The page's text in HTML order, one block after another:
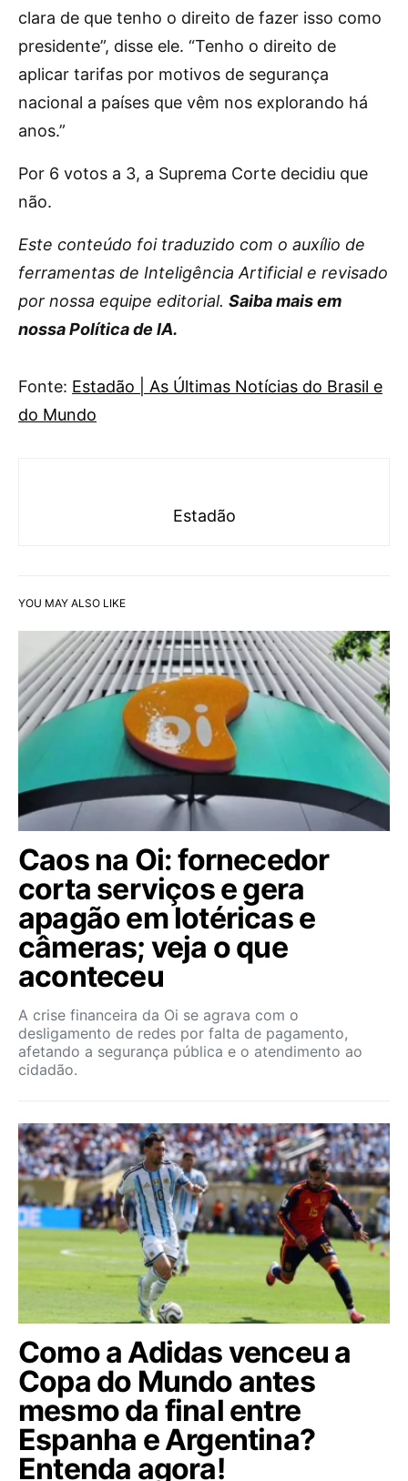
clara de que tenho o direito de fazer isso como
presidente”, disse ele. “Tenho o direito de
aplicar tarifas por motivos de segurança
nacional a países que vêm nos explorando há
anos.”
Por 6 votos a 3, a Suprema Corte decidiu que
não.
Este conteúdo foi traduzido com o auxílio de
ferramentas de Inteligência Artificial e revisado
por nossa equipe editorial. Saiba mais em
nossa Política de IA.
Fonte: Estadão | As Últimas Notícias do Brasil e
do Mundo
Estadão
YOU MAY ALSO LIKE
Caos na Oi: fornecedor
corta serviços e gera
apagão em lotéricas e
câmeras; veja o que
aconteceu
A crise financeira da Oi se agrava com o
desligamento de redes por falta de pagamento,
afetando a segurança pública e o atendimento ao
cidadão.
Como a Adidas venceu a
Copa do Mundo antes
mesmo da final entre
Espanha e Argentina?
Entenda agora!